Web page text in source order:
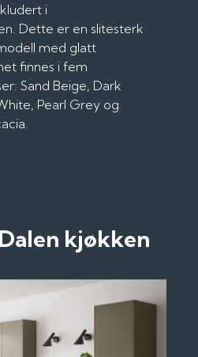
i
Dette er en slitesterk
med glatt
finnes i fem
Sand Beige, Dark
Pearl Grey og
kjøkken